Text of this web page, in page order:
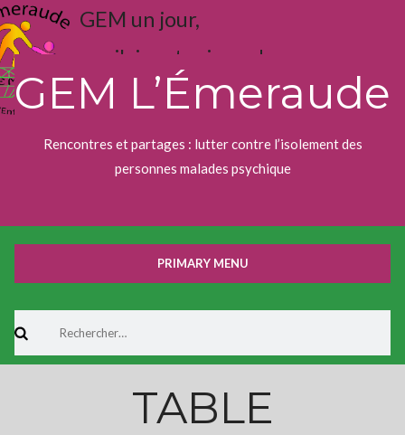
Skip
to
content
GEM L’Émeraude
Rencontres et partages : lutter contre l’isolement des
personnes malades psychique
GEM un jour,
j'aime toujours !
PRIMARY MENU
TABLE